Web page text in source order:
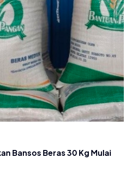
Bansos Beras 30 Kg Mulai